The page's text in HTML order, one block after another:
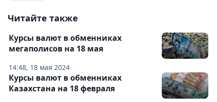
Читайте также
14:48, 18 мая 2024
Курсы валют в обменниках
мегаполисов на 18 мая
Курсы валют в обменниках
Казахстана на 18 февраля